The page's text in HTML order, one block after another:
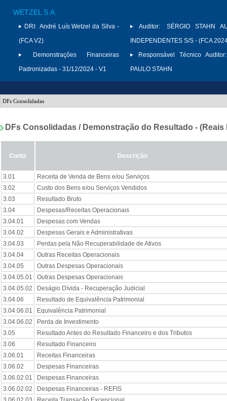
WETZEL S.A.
DRI: André Luís Wetzel da Silva -
(FCA V2)
Demonstrações Financeiras
Padronizadas - 31/12/2024 - V1
Auditor:
SÉRGIO STAHN
INDEPENDENTES S/S - (FCA
Responsável Técnico Auditor:
PAULO STAHN